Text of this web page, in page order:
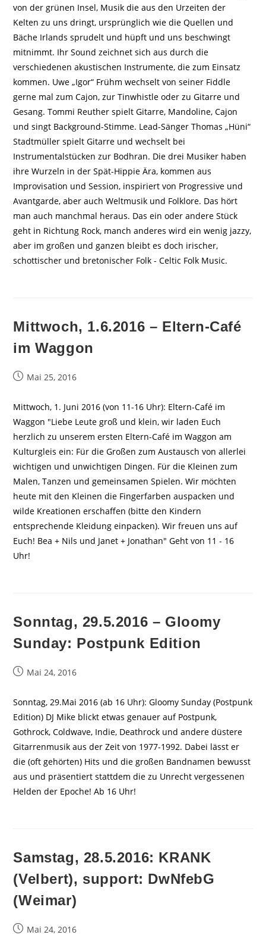
von der grünen Insel, Musik die aus den Urzeiten der
Kelten zu uns dringt, ursprünglich wie die Quellen und
Bäche Irlands sprudelt und hüpft und uns beschwingt
mitnimmt. Ihr Sound zeichnet sich aus durch die
verschiedenen akustischen Instrumente, die zum Einsatz
kommen. Uwe „Igor“ Frühm wechselt von seiner Fiddle
gerne mal zum Cajon, zur Tinwhistle oder zu Gitarre und
Gesang. Tommi Reuther spielt Gitarre, Mandoline, Cajon
und singt Background-Stimme. Lead-Sänger Thomas „Hüni“
Stadtmüller spielt Gitarre und wechselt bei
Instrumentalstücken zur Bodhran. Die drei Musiker haben
ihre Wurzeln in der Spät-Hippie Ära, kommen aus
Improvisation und Session, inspiriert von Progressive und
Avantgarde, aber auch Weltmusik und Folklore. Das hört
man auch manchmal heraus. Das ein oder andere Stück
geht in Richtung Rock, manch anderes wird ein wenig jazzy,
aber im großen und ganzen bleibt es doch irischer,
schottischer und bretonischer Folk - Celtic Folk Music.
Mittwoch, 1.6.2016 – Eltern-Café
im Waggon
BeitragMai 25, 2016
Mittwoch, 1. Juni 2016 (von 11-16 Uhr): Eltern-Café im
Waggon "Liebe Leute groß und klein, wir laden Euch
herzlich zu unserem ersten Eltern-Café im Waggon am
Kulturgleis ein: Für die Großen zum Austausch von allerlei
wichtigen und unwichtigen Dingen. Für die Kleinen zum
Malen, Tanzen und gemeinsamen Spielen. Wir möchten
heute mit den Kleinen die Fingerfarben auspacken und
wilde Kreationen erschaffen (bitte den Kindern
entsprechende Kleidung einpacken). Wir freuen uns auf
Euch! Bea + Nils und Janet + Jonathan" Geht von 11 - 16
Uhr!
Sonntag, 29.5.2016 – Gloomy
Sunday: Postpunk Edition
BeitragMai 24, 2016
Sonntag, 29.Mai 2016 (ab 16 Uhr): Gloomy Sunday (Postpunk
Edition) DJ Mike blickt etwas genauer auf Postpunk,
Gothrock, Coldwave, Indie, Deathrock und andere düstere
Gitarrenmusik aus der Zeit von 1977-1992. Dabei lässt er
die (oft gehörten) Hits und die großen Bandnamen bewusst
aus und präsentiert stattdem die zu Unrecht vergessenen
Helden der Epoche! Ab 16 Uhr!
Samstag, 28.5.2016: KRANK
(Velbert), support: DwNfebG
(Weimar)
BeitragMai 24, 2016